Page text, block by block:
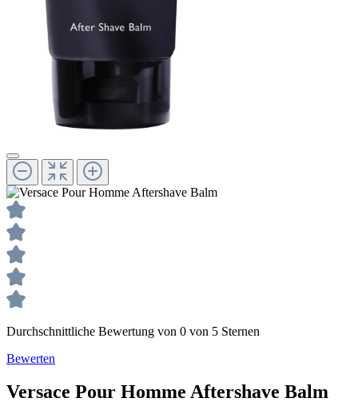
Durchschnittliche Bewertung von 0 von 5 Sternen
Bewerten
Versace Pour Homme Aftershave Balm